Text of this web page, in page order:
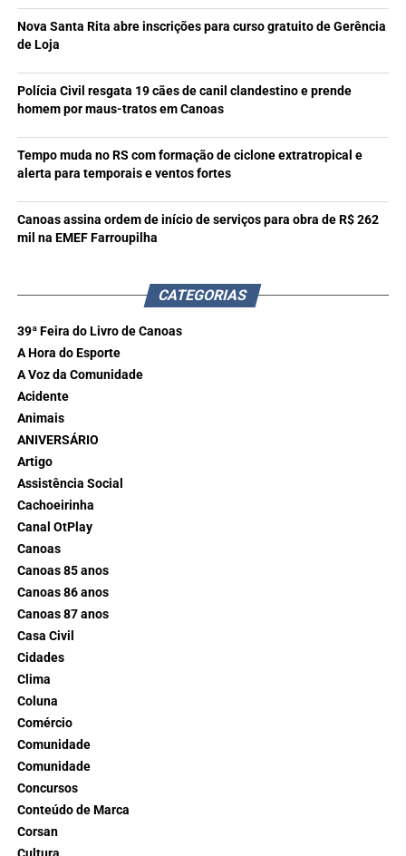
Nova Santa Rita abre inscrições para curso gratuito de Gerência
de Loja
Polícia Civil resgata 19 cães de canil clandestino e prende
homem por maus-tratos em Canoas
Tempo muda no RS com formação de ciclone extratropical e
alerta para temporais e ventos fortes
Canoas assina ordem de início de serviços para obra de R$ 262
mil na EMEF Farroupilha
CATEGORIAS
39ª Feira do Livro de Canoas
A Hora do Esporte
A Voz da Comunidade
Acidente
Animais
ANIVERSÁRIO
Artigo
Assistência Social
Cachoeirinha
Canal OtPlay
Canoas
Canoas 85 anos
Canoas 86 anos
Canoas 87 anos
Casa Civil
Cidades
Clima
Coluna
Comércio
Comunidade
Comunidade
Concursos
Conteúdo de Marca
Corsan